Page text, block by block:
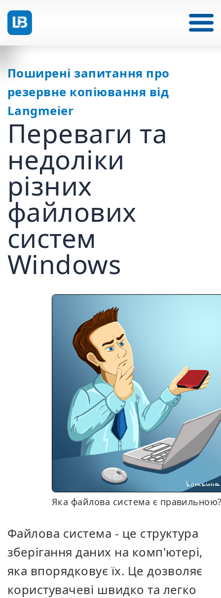
Поширені запитання про
резервне копіювання від
Langmeier
Переваги та
недоліки
різних
файлових
систем
Windows
Яка файлова система є
Файлова система - це структура
зберігання даних на комп'ютері,
яка впорядковує їх. Це дозволяє
користувачеві швидко та легко